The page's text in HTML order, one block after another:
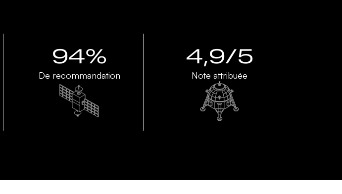
94%
De recommandation
4,9/5
Note attribuée